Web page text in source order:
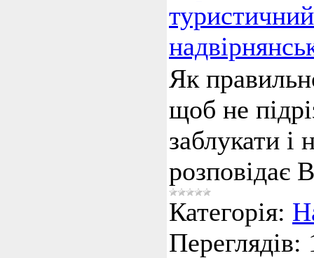
туристичний
Як
щоб не
заблукати і
розповідає
Категорія:
Переглядів: